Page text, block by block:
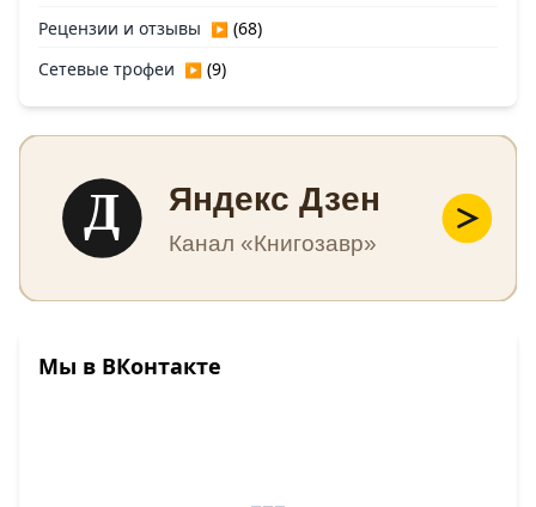
Рецензии и отзывы ▶ (68)
Сетевые трофеи ▶ (9)
Д Яндекс Дзен
Канал «Книгозавр»
Мы в ВКонтакте